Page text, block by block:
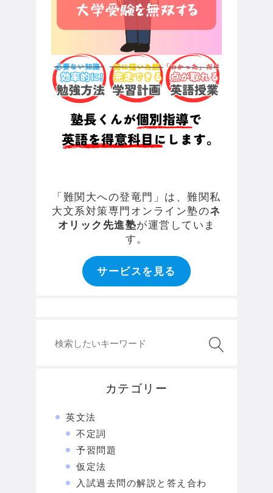
「難関大への登竜門」は、難関私
大文系対策専門オンライン塾のネ
オリック先進塾が運営していま
す。
サービスを見る
カテゴリー
英文法
不定詞
予習問題
仮定法
入試過去問の解説と答え合わ